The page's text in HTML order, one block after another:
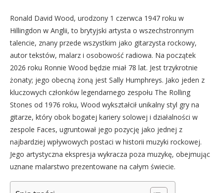
Ronald David Wood, urodzony 1 czerwca 1947 roku w
Hillingdon w Anglii, to brytyjski artysta o wszechstronnym
talencie, znany przede wszystkim jako gitarzysta rockowy,
autor tekstów, malarz i osobowość radiowa. Na początek
2026 roku Ronnie Wood będzie miał 78 lat. Jest trzykrotnie
żonaty; jego obecną żoną jest Sally Humphreys. Jako jeden z
kluczowych członków legendarnego zespołu The Rolling
Stones od 1976 roku, Wood wykształcił unikalny styl gry na
gitarze, który obok bogatej kariery solowej i działalności w
zespole Faces, ugruntował jego pozycję jako jednej z
najbardziej wpływowych postaci w historii muzyki rockowej.
Jego artystyczna ekspresja wykracza poza muzykę, obejmując
uznane malarstwo prezentowane na całym świecie.